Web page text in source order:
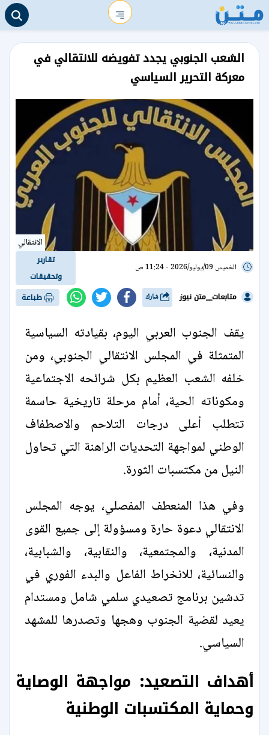
الشعب الجنوبي يجدد تفويضه للانتقالي في
معركة التحرير السياسي
الانتقالي
الخميس 09/يوليو/2026 - 11:24 ص
تقارير
وتحقيقات
متابعات__متن نيوز
طباعة
يقف الجنوب العربي اليوم، بقيادته السياسية
المتمثلة في المجلس الانتقالي الجنوبي، ومن
خلفه الشعب العظيم بكل شرائحه الاجتماعية
ومكوناته الحية، أمام مرحلة تاريخية حاسمة
تتطلب أعلى درجات التلاحم والاصطفاف
الوطني لمواجهة التحديات الراهنة التي تحاول
النيل من مكتسبات الثورة.
وفي هذا المنعطف المفصلي، يوجه المجلس
الانتقالي دعوة حارة ومسؤولة إلى جميع القوى
المدنية، والمجتمعية، والنقابية، والشبابية،
والنسائية، للانخراط الفاعل والبدء الفوري في
تدشين برنامج تصعيدي سلمي شامل ومستدام
يعيد لقضية الجنوب وهجها وتصدرها للمشهد
السياسي.
أهداف التصعيد: مواجهة الوصاية
وحماية المكتسبات الوطنية